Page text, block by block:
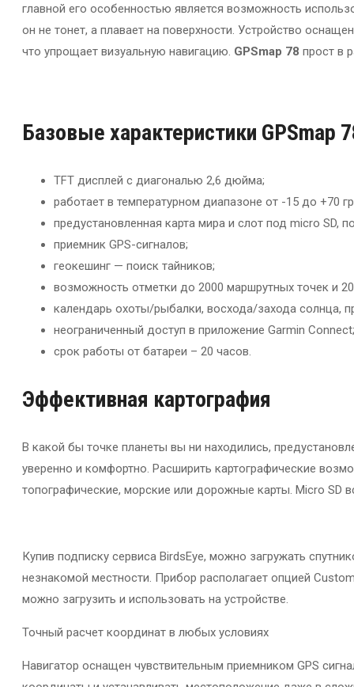
главной его особенностью является возможность
он не тонет, а плавает на поверхности. Устройство
что упрощает визуальную навигацию. GPSmap 78 прост в
Базовые характеристики GPSmap
TFT дисплей с диагональю 2,6 дюйма;
работает в температурном диапазоне от -15 до +70
предустановленная карта мира и слот под micro SD,
приемник GPS-сигналов;
геокешинг — поиск тайников;
возможность отметки до 2000 маршрутных точек и
календарь охоты/рыбалки, восхода/захода солнца,
неограниченный доступ в приложение Garmin Connect;
срок работы от батареи – 20 часов.
Эффективная картография
В какой бы точке планеты вы ни находились,
уверенно и комфортно. Расширить картографические
топографические, морские или дорожные карты. Micro SD
Купив подписку сервиса BirdsEye, можно загружать
незнакомой местности. Прибор располагает опцией
можно загрузить и использовать на устройстве.
Точный расчет координат в любых условиях
Навигатор оснащен чувствительным приемником GPS